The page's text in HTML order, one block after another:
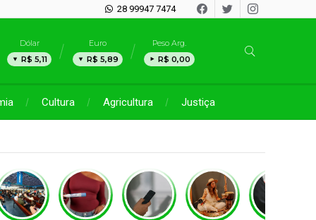
28 99947 7474
Dólar
R$ 5,11
Euro
R$ 5,89
Peso Arg.
R$ 0,00
Cultura Agricultura Justiça